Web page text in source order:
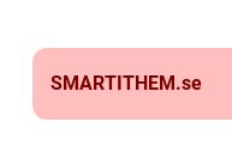
SMARTITHEM.se